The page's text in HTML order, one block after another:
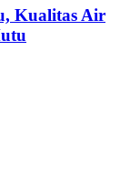
Kualitas Air